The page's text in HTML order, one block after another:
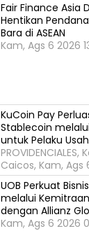
Fair Finance Asia
Hentikan
Bara di ASEAN
Kam, Ags 6 2026
KuCoin Pay
Stablecoin
untuk Pelaku
Caicos, Kam, Ags
UOB Perkuat
melalui
dengan Allianz
Kam, Ags 6 2026